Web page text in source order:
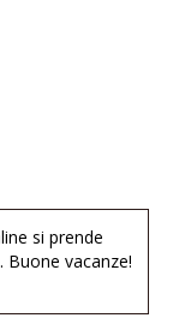
si prende
vacanze!